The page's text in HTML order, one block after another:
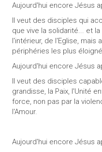
Aujourd'hui encore Jésus
Il veut des disciples qui
que vive la solidarité... et
l'intérieur, de l'Eglise, mais
périphéries les plus
Aujourd'hui encore Jésus
Il veut des disciples
grandisse, la Paix, l'Unité
force, non pas par la
l'Amour.
Aujourd'hui encore Jésus